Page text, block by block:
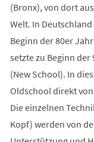
(Bronx), von dort
Welt. In
Beginn der 80er
setzte zu Beginn
(New School). In
Oldschool direkt
Die einzelnen
Kopf) werden von